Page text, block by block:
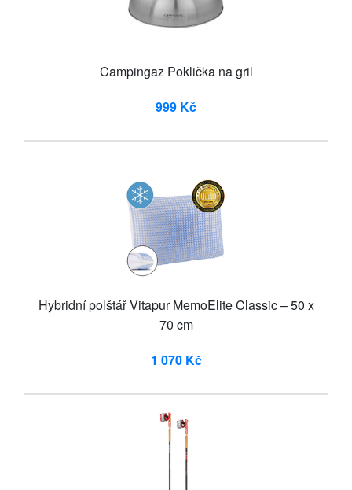
Campingaz Poklička na gril
999 Kč
Hybridní polštář Vitapur MemoElite Classic – 50 x
70 cm
1 070 Kč